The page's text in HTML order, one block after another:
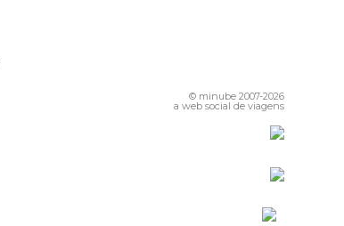
© minube 2007-2026
a web social de viagens